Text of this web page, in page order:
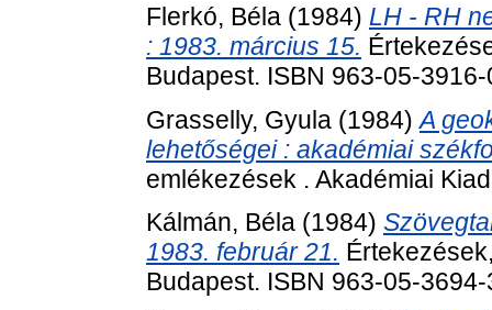
Flerkó, Béla (1984) LH - RH
: 1983. március 15.
Budapest. ISBN 963-05-3916-
Grasselly, Gyula (1984)A
lehetőségei : akadémiai
emlékezések . Akadémiai
Kálmán, Béla (1984)
1983. február 21.
Budapest. ISBN 963-05-3694-